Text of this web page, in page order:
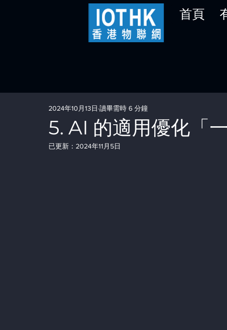
首頁
5. AI 的適用優化「
2024年10月13日 讀畢需時 6 分鐘
已更新： 2024年11月5日